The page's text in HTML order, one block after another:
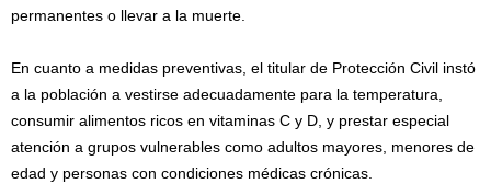
permanentes o llevar a la muerte.
En cuanto a medidas preventivas, el titular de Protección Civil instó
a la población a vestirse adecuadamente para la temperatura,
consumir alimentos ricos en vitaminas C y D, y prestar especial
atención a grupos vulnerables como adultos mayores, menores de
edad y personas con condiciones médicas crónicas.